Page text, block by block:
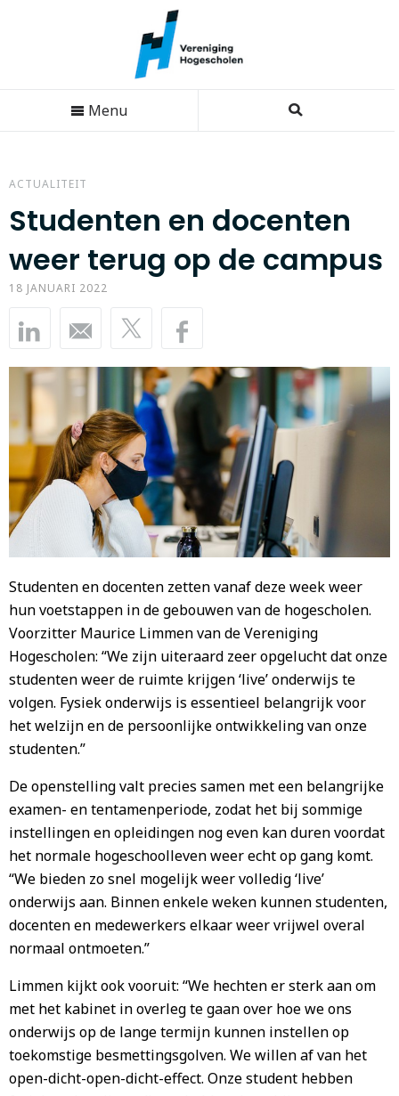
Menu
ACTUALITEIT
Studenten en docenten
weer terug op de campus
18 JANUARI 2022
Studenten en docenten zetten vanaf deze week weer
hun voetstappen in de gebouwen van de hogescholen.
Voorzitter Maurice Limmen van de Vereniging
Hogescholen: “We zijn uiteraard zeer opgelucht dat onze
studenten weer de ruimte krijgen ‘live’ onderwijs te
volgen. Fysiek onderwijs is essentieel belangrijk voor
het welzijn en de persoonlijke ontwikkeling van onze
studenten.”
De openstelling valt precies samen met een belangrijke
examen- en tentamenperiode, zodat het bij sommige
instellingen en opleidingen nog even kan duren voordat
het normale hogeschoolleven weer echt op gang komt.
“We bieden zo snel mogelijk weer volledig ‘live’
onderwijs aan. Binnen enkele weken kunnen studenten,
docenten en medewerkers elkaar weer vrijwel overal
normaal ontmoeten.”
Limmen kijkt ook vooruit: “We hechten er sterk aan om
met het kabinet in overleg te gaan over hoe we ons
onderwijs op de lange termijn kunnen instellen op
toekomstige besmettingsgolven. We willen af van het
open-dicht-open-dicht-effect. Onze student hebben